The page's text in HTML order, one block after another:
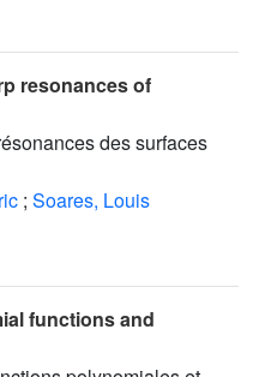
resonances of
des surfaces
; Soares, Louis
functions and